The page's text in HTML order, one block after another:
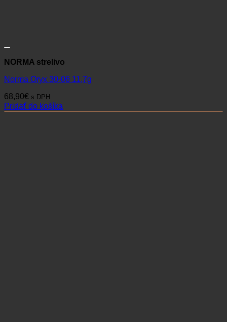
NORMA strelivo
Norma Oryx 30-06 11,7g
68,90€ s DPH
Pridať do košíka